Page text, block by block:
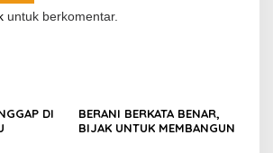
untuk berkomentar.
DI
BERANI BERKATA BENAR,
BIJAK UNTUK MEMBANGUN